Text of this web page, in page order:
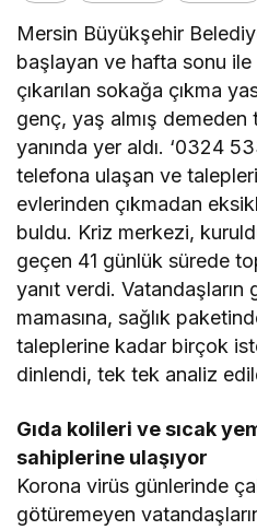
Mersin Büyükşehir
başlayan ve hafta sonu
çıkarılan sokağa çıkma
genç, yaş almış demeden
yanında yer aldı. ‘0324
telefona ulaşan ve
evlerinden çıkmadan
buldu. Kriz merkezi,
geçen 41 günlük sürede
yanıt verdi. Vatandaşların
mamasına, sağlık
taleplerine kadar birçok
dinlendi, tek tek analiz
Gıda kolileri ve sıcak
sahiplerine ulaşıyor
Korona virüs günlerinde
götüremeyen